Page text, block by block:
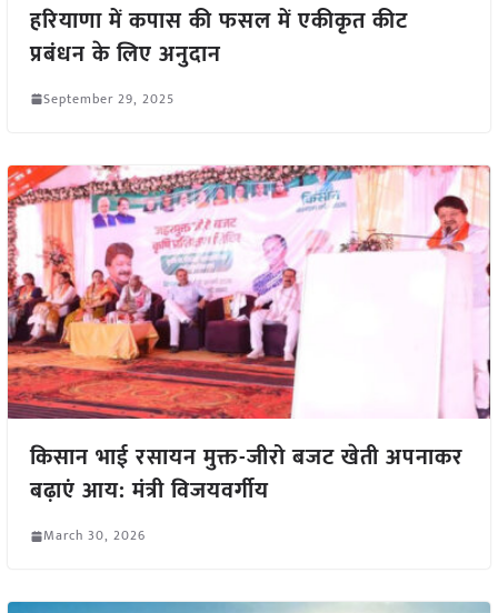
हरियाणा में कपास की फसल में एकीकृत कीट
प्रबंधन के लिए अनुदान
September 29, 2025
किसान भाई रसायन मुक्त-जीरो बजट खेती अपनाकर
बढ़ाएं आय: मंत्री विजयवर्गीय
March 30, 2026